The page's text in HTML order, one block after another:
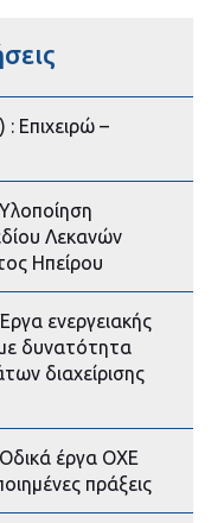
Επιχειρώ –
Λεκανών
Ηπείρου
ενεργειακής
δυνατότητα
διαχείρισης
έργα ΟΧΕ
πράξεις